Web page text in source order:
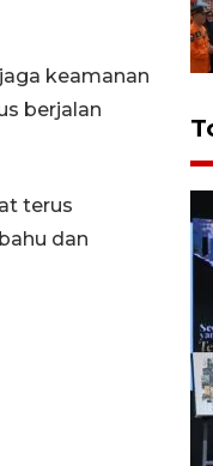
keamanan
berjalan
terus
dan